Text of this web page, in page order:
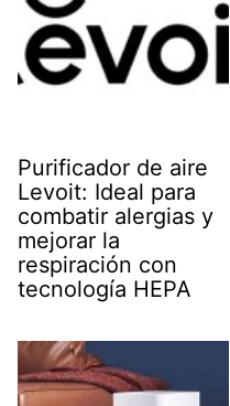
Purificador de aire
Levoit: Ideal para
combatir alergias y
mejorar la
respiración con
tecnología HEPA